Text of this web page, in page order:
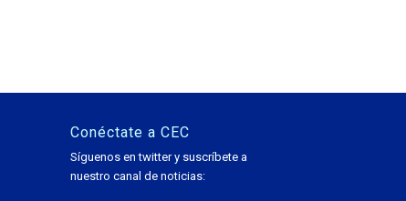
Conéctate a CEC
Síguenos en twitter y suscríbete a
nuestro canal de noticias: